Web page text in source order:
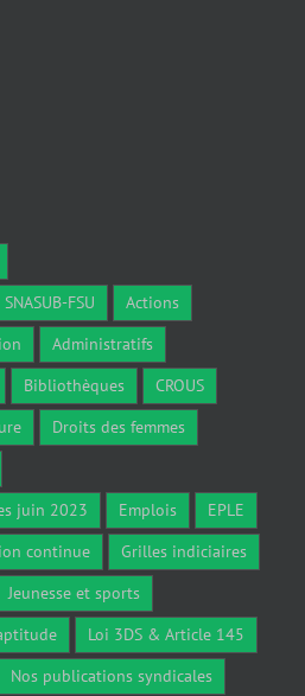
FSU
Actions
Administratifs
Bibliothèques
CROUS
Droits des femmes
juin 2023
Emplois
EPLE
continue
Grilles indiciaires
Jeunesse et sports
Loi 3DS & Article 145
Nos publications syndicales